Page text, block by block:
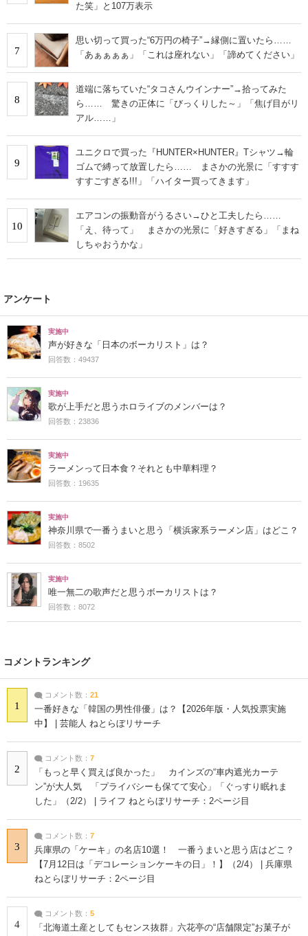
た笑」と107万表示
7
思い切って買った“6万円の椅子”→縁側に置いたら……
「あぁぁぁぁ」「これは座れない」「諦めてください」
8
道端に落ちていた“タコさんウインナー”→拾ってみた
ら…… 驚きの正体に「びっくりした～」「焦げ目がリ
アル……」
9
ユニクロで買った『HUNTER×HUNTER』Tシャツ→輪
ゴムで縛って放置したら…… まさかの光景に「すすす
すすごすぎる!!!」「ハイター買ってきます」
10
エアコンの振動音がうるさい→ひと工夫したら……
「え、待って」 まさかの光景に「好きすぎる」「まね
しちゃおうかな」
アンケート
実施中
声が好きな「日本のボーカリスト」は？
回答数：49437
実施中
歌が上手だと思うホロライブのメンバーは？
回答数：23836
実施中
ラーメンって日本食？それとも中華料理？
回答数：19635
実施中
神奈川県で一番うまいと思う「横浜家系ラーメン店」はどこ？
回答数：8502
実施中
唯一無二の歌声だと思うボーカリストは？
回答数：8072
コメントランキング
1
コメント数： 21
一番好きな「韓国の男性俳優」は？【2026年版・人気投票実施
中】 | 芸能人 ねとらぼリサーチ
2
コメント数： 7
「もっと早く買えば良かった」 カインズの“車内遮光カーテ
ン”が大人気 「プライバシーも保てて安心」「ぐっすり眠れま
した」（2/2） | ライフ ねとらぼリサーチ：2ページ目
3
コメント数： 7
兵庫県の「ケーキ」の名店10選！ 一番うまいと思う店はどこ？
【7月12日は「デコレーションケーキの日」！】（2/4） | 兵庫県
ねとらぼリサーチ：2ページ目
4
コメント数： 5
「北海道土産としてもセンス抜群」六花亭の“店舗限定”お菓子が